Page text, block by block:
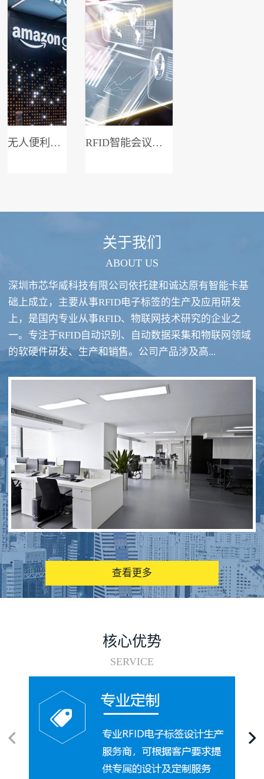
无人便利店系统 RFID智能会议签到系统
RFID酒类防伪系统方案 RFID智慧食堂系统
图书馆RFID电子标签管理系统
关于我们
ABOUT US
深圳市芯华威科技有限公司依托建和诚达原有智能卡基
础上成立，主要从事RFID电子标签的生产及应用研发
上，是国内专业从事RFID、物联网技术研究的企业之
一。专注于RFID自动识别、自动数据采集和物联网领域
的软硬件研发、生产和销售。公司产品涉及高...
查看更多
核心优势
SERVICE